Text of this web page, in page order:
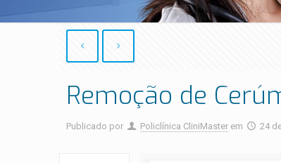
Remoção de
Publicado por Policlínica CliniMaster em 24